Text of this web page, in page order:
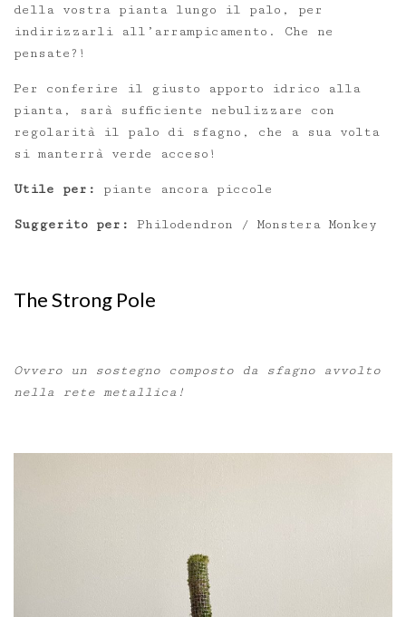
della vostra pianta lungo il palo, per
indirizzarli all’arrampicamento. Che ne
pensate?!
Per conferire il giusto apporto idrico alla
pianta, sarà sufficiente nebulizzare con
regolarità il palo di sfagno, che a sua volta
si manterrà verde acceso!
Utile per: piante ancora piccole
Suggerito per: Philodendron / Monstera Monkey
The Strong Pole
Ovvero un sostegno composto da sfagno avvolto
nella rete metallica!